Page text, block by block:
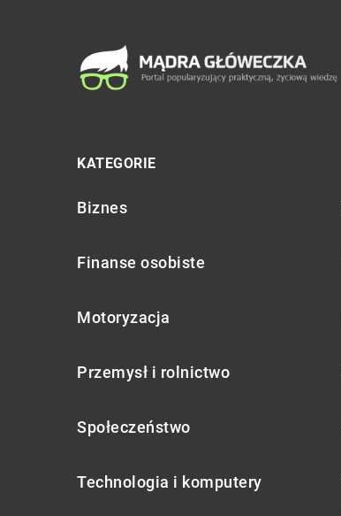
KATEGORIE
Biznes
Finanse osobiste
Motoryzacja
Przemysł i rolnictwo
Społeczeństwo
Technologia i komputery